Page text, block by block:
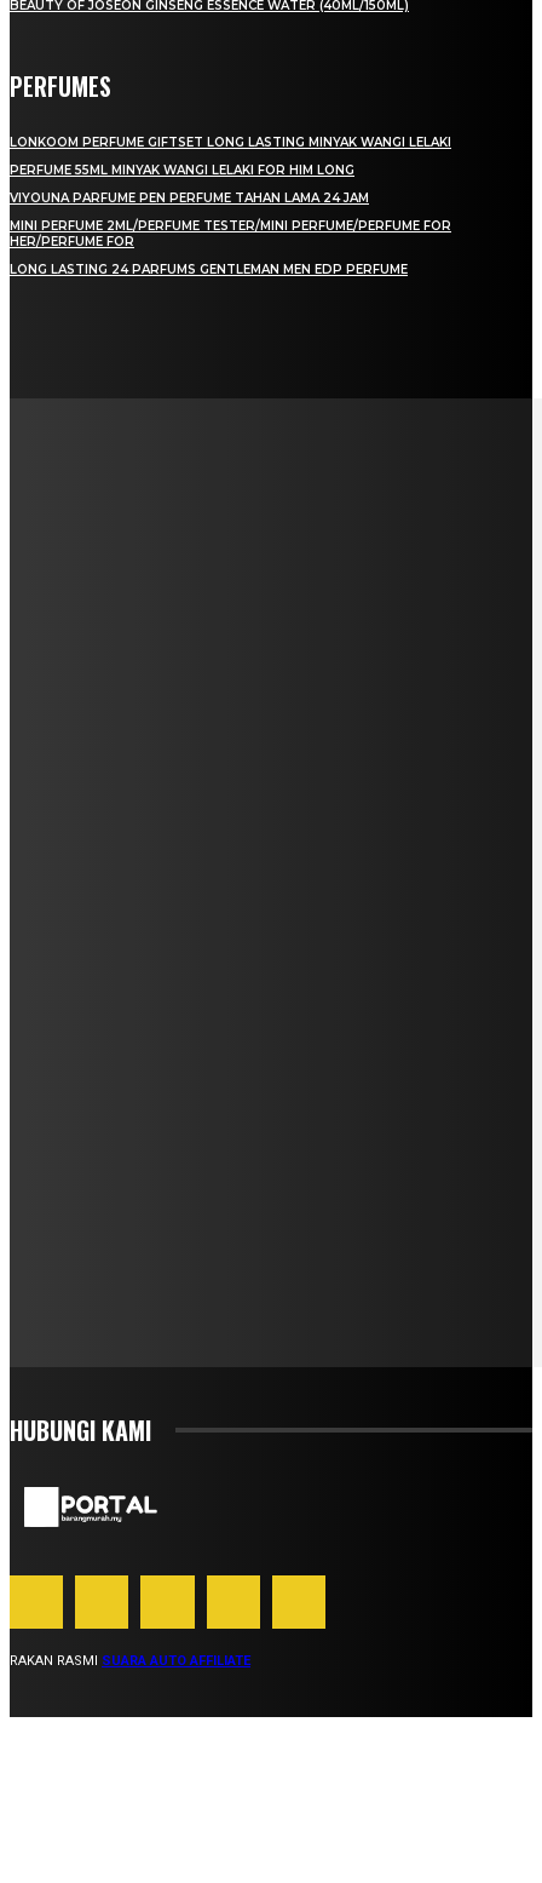
BEAUTY OF JOSEON GINSENG ESSENCE WATER (40ML/150ML)
PERFUMES
LONKOOM PERFUME GIFTSET LONG LASTING MINYAK WANGI LELAKI
PERFUME 55ML MINYAK WANGI LELAKI FOR HIM LONG
VIYOUNA PARFUME PEN PERFUME TAHAN LAMA 24 JAM
MINI PERFUME 2ML/PERFUME TESTER/MINI PERFUME/PERFUME FOR
HER/PERFUME FOR
LONG LASTING 24 PARFUMS GENTLEMAN MEN EDP PERFUME
HUBUNGI KAMI
RAKAN RASMI SUARA AUTO AFFILIATE